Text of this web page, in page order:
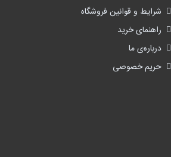
شرايط و قوانین فروشگاه
راهنمای خرید
درباره‌ی ما
حریم خصوصی